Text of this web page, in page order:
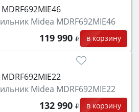
Midea MDRF692MIE46
119 990 в корзину
Midea MDRF692MIE22
132 990 в корзину